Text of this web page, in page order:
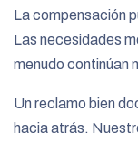
La compensación
Las necesidades
menudo continúan
Un reclamo bien
hacia atrás.